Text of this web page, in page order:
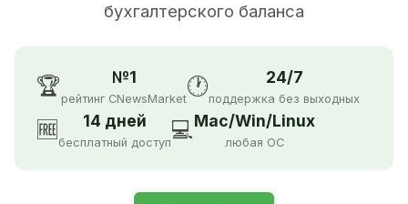
бухгалтерского баланса
🏆 №1
рейтинг CNewsMarket🕐 24/7
поддержка без выходных
🆓 14 дней
бесплатный доступ💻Mac/Win/Linux
любая ОС